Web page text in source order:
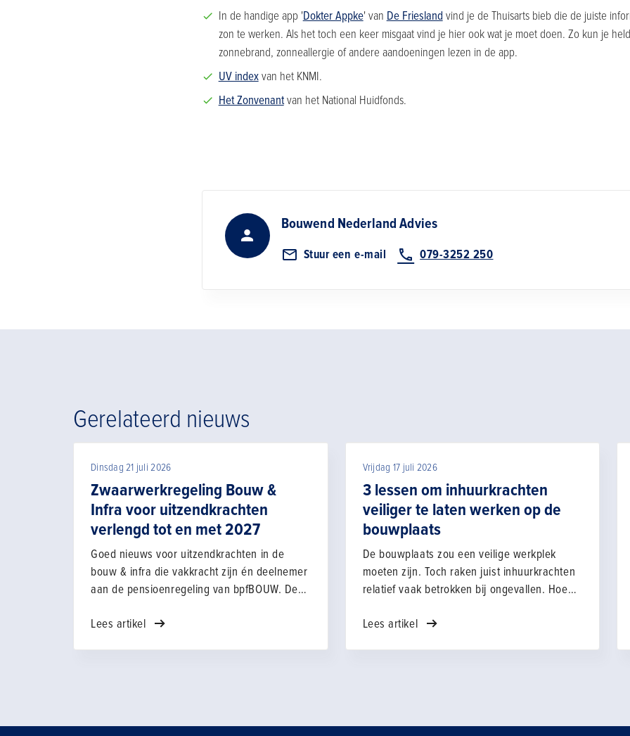
In de handige app 'Dokter Appke' van De Friesland vind je de Thuisarts bieb die de juiste
zon te werken. Als het toch een keer misgaat vind je hier ook wat je moet doen. Zo kun je
zonnebrand, zonneallergie of andere aandoeningen lezen in de app.
UV indexvan het KNMI.
Het Zonvenantvan het National Huidfonds.
Bouwend Nederland Advies
Stuur een e-mail 079-3252 250
Gerelateerd nieuws
Dinsdag 21 juli 2026
Zwaarwerkregeling Bouw &
Infra voor uitzendkrachten
verlengd tot en met 2027
Goed nieuws voor uitzendkrachten in de
bouw & infra die vakkracht zijn én deelnemer
aan de pensioenregeling van bpfBOUW. De
uitzendkrachten met één jaar verlengd tot en
Lees artikel
Vrijdag 17 juli 2026
3 lessen om inhuurkrachten
veiliger te laten werken op de
bouwplaats
De bouwplaats zou een veilige werkplek
moeten zijn. Toch raken juist inhuurkrachten
relatief vaak betrokken bij ongevallen. Hoe
bij de veiligheid op de bouwplaats? Met het
(ABU) en Loes Waterreus (NBBU) wat
Lees artikel